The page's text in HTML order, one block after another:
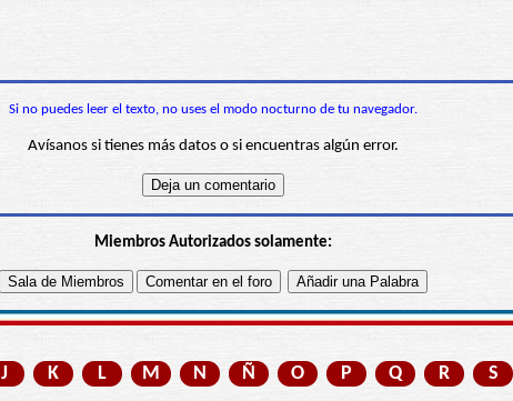
Si no puedes leer el texto, no uses el modo nocturno de tu navegador.
Avísanos si tienes más datos o si encuentras algún error.
Miembros Autorizados solamente:
J K L M N Ñ O P Q R S